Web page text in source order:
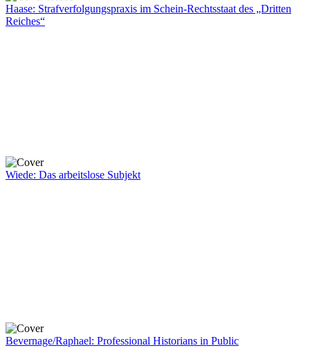
Haase: Strafverfolgungspraxis im Schein-Rechtsstaat des „Dritten
Reiches“
Wiede: Das arbeitslose Subjekt
Bevernage/Raphael: Professional Historians in Public